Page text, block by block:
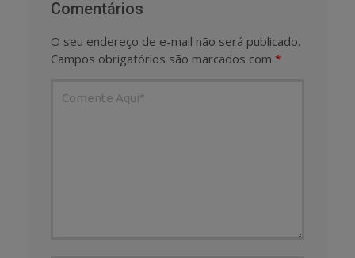
Comentários
O seu endereço de e-mail não será publicado.
Campos obrigatórios são marcados com *